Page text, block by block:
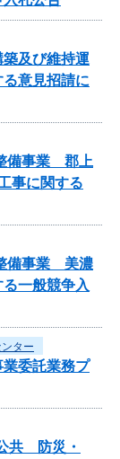
及び維持運
意見招請に
備事業 郡上
事に関する
備事業 美濃
一般競争入
ター
委託業務プ
共 防災・